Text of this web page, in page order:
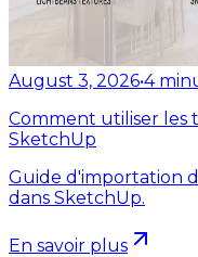
August 3, 2026•4
Comment utiliser les
SketchUp
Guide d'importation
dans SketchUp.
En savoir plus